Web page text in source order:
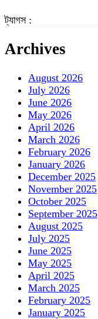
ট্যাগস :
Archives
August 2026
July 2026
June 2026
May 2026
April 2026
March 2026
February 2026
January 2026
December 2025
November 2025
October 2025
September 2025
August 2025
July 2025
June 2025
May 2025
April 2025
March 2025
February 2025
January 2025